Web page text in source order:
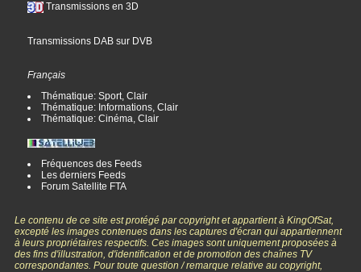
Transmissions en 3D
Transmissions DAB sur DVB
Français
Thématique: Sport, Clair
Thématique: Informations, Clair
Thématique: Cinéma, Clair
Fréquences des Feeds
Les derniers Feeds
Forum Satellite FTA
Le contenu de ce site est protégé par copyright et appartient à KingOfSat,
excepté les images contenues dans les captures d'écran qui appartiennent
à leurs propriétaires respectifs. Ces images sont uniquement proposées à
des fins d'illustration, d'identification et de promotion des chaînes TV
correspondantes. Pour toute question / remarque relative au copyright,